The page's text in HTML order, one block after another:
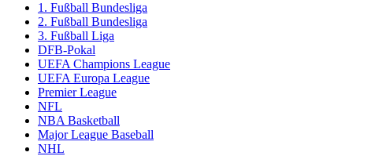
1. Fußball Bundesliga
2. Fußball Bundesliga
3. Fußball Liga
DFB-Pokal
UEFA Champions League
UEFA Europa League
Premier League
NFL
NBA Basketball
Major League Baseball
NHL